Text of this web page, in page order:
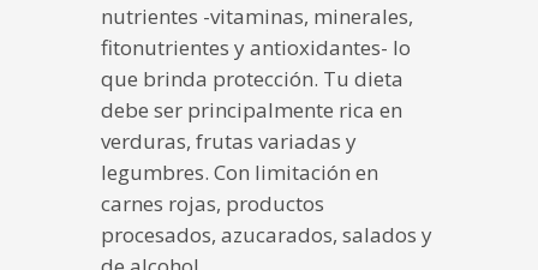
nutrientes -vitaminas, minerales,
fitonutrientes y antioxidantes- lo
que brinda protección. Tu dieta
debe ser principalmente rica en
verduras, frutas variadas y
legumbres. Con limitación en
carnes rojas, productos
procesados, azucarados, salados y